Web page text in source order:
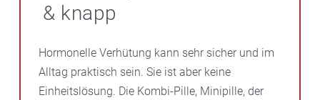
& knapp
Hormonelle Verhütung kann sehr sicher und im
Alltag praktisch sein. Sie ist aber keine
Einheitslösung. Die Kombi-Pille, Minipille, der